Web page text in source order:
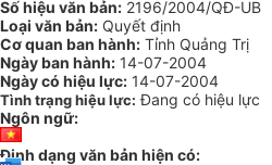
Số hiệu văn bản: 2196/2004/QĐ-UB
Loại văn bản: Quyết định
Cơ quan ban hành: Tỉnh Quảng Trị
Ngày ban hành: 14-07-2004
Ngày có hiệu lực: 14-07-2004
Tình trạng hiệu lực: Đang có hiệu lực
Ngôn ngữ:
Định dạng văn bản hiện có: